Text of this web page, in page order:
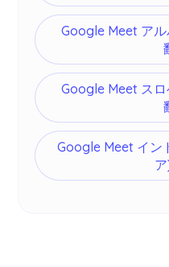
Google Meet ア
Google Meet ス
Google Meet イン